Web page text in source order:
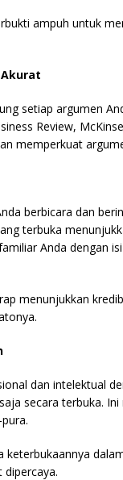
ampuh untuk
setiap argumen
Review,
memperkuat
berbicara dan
terbuka
Anda dengan
menunjukkan
dan intelektual
secara terbuka.
dipercaya.